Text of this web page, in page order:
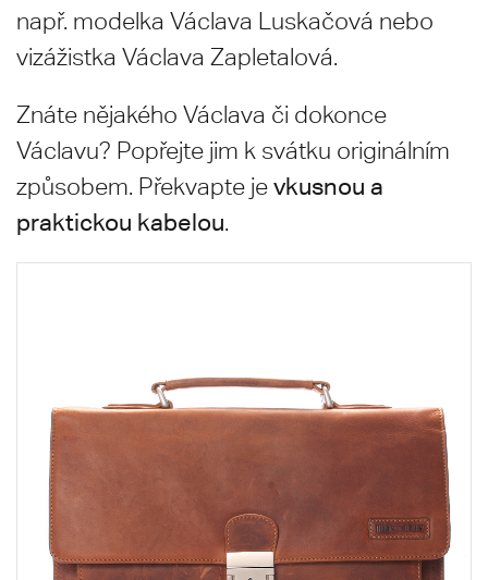
např. modelka Václava Luskačová nebo
vizážistka Václava Zapletalová.
Znáte nějakého Václava či dokonce
Václavu? Popřejte jim k svátku originálním
způsobem. Překvapte je vkusnou a
praktickou kabelou.